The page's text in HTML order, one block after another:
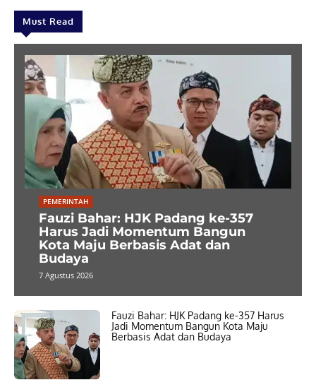
Must Read
PEMERINTAH
Fauzi Bahar: HJK Padang ke-357
Harus Jadi Momentum Bangun
Kota Maju Berbasis Adat dan
Budaya
7 Agustus 2026
Fauzi Bahar: HJK Padang ke-357 Harus
Jadi Momentum Bangun Kota Maju
Berbasis Adat dan Budaya